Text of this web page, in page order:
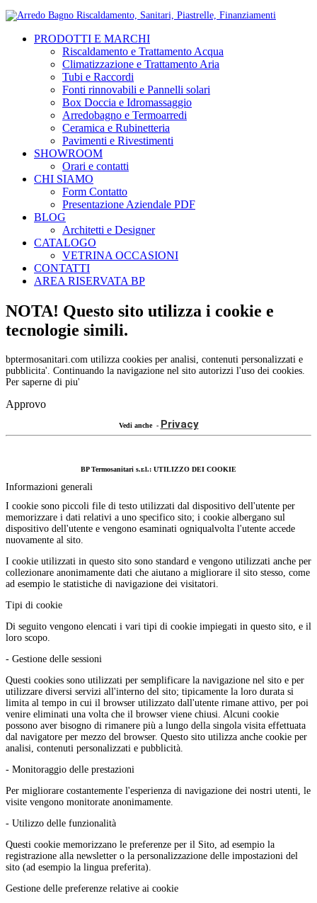
PRODOTTI E MARCHI
Riscaldamento e Trattamento Acqua
Climatizzazione e Trattamento Aria
Tubi e Raccordi
Fonti rinnovabili e Pannelli solari
Box Doccia e Idromassaggio
Arredobagno e Termoarredi
Ceramica e Rubinetteria
Pavimenti e Rivestimenti
SHOWROOM
Orari e contatti
CHI SIAMO
Form Contatto
Presentazione Aziendale PDF
BLOG
Architetti e Designer
CATALOGO
VETRINA OCCASIONI
CONTATTI
AREA RISERVATA BP
NOTA! Questo sito utilizza i cookie e
tecnologie simili.
bptermosanitari.com utilizza cookies per analisi, contenuti personalizzati e
pubblicita'. Continuando la navigazione nel sito autorizzi l'uso dei cookies.
Per saperne di piu'
Approvo
Vedi anche - Privacy
BP Termosanitari s.r.l.: UTILIZZO DEI COOKIE
Informazioni generali
I cookie sono piccoli file di testo utilizzati dal dispositivo dell'utente per
memorizzare i dati relativi a uno specifico sito; i cookie albergano sul
dispositivo dell'utente e vengono esaminati ogniqualvolta l'utente accede
nuovamente al sito.
I cookie utilizzati in questo sito sono standard e vengono utilizzati anche per
collezionare anonimamente dati che aiutano a migliorare il sito stesso, come
ad esempio le statistiche di navigazione dei visitatori.
Tipi di cookie
Di seguito vengono elencati i vari tipi di cookie impiegati in questo sito, e il
loro scopo.
- Gestione delle sessioni
Questi cookies sono utilizzati per semplificare la navigazione nel sito e per
utilizzare diversi servizi all'interno del sito; tipicamente la loro durata si
limita al tempo in cui il browser utilizzato dall'utente rimane attivo, per poi
venire eliminati una volta che il browser viene chiusi. Alcuni cookie
possono aver bisogno di rimanere più a lungo della singola visita effettuata
dal navigatore per mezzo del browser. Questo sito utilizza anche cookie per
analisi, contenuti personalizzati e pubblicità.
- Monitoraggio delle prestazioni
Per migliorare costantemente l'esperienza di navigazione dei nostri utenti, le
visite vengono monitorate anonimamente.
- Utilizzo delle funzionalità
Questi cookie memorizzano le preferenze per il Sito, ad esempio la
registrazione alla newsletter o la personalizzazione delle impostazioni del
sito (ad esempio la lingua preferita).
Gestione delle preferenze relative ai cookie